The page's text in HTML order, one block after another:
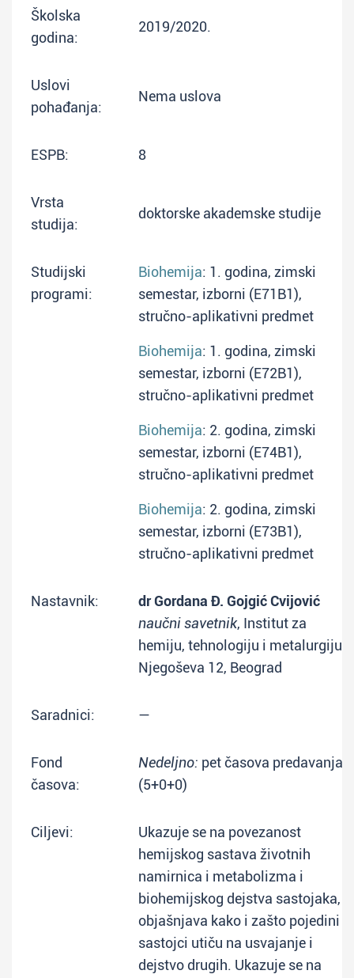
Školska
godina:
2019/2020.
Uslovi
pohađanja:
Nema uslova
ESPB: 8
Vrsta
studija:
doktorske akademske studije
Studijski
programi:
Biohemija: 1. godina, zimski
semestar, izborni (E71B1),
stručno-aplikativni predmet
Biohemija: 1. godina, zimski
semestar, izborni (E72B1),
stručno-aplikativni predmet
Biohemija: 2. godina, zimski
semestar, izborni (E74B1),
stručno-aplikativni predmet
Biohemija: 2. godina, zimski
semestar, izborni (E73B1),
stručno-aplikativni predmet
Nastavnik:
dr Gordana Đ. Gojgić Cvijović
naučni savetnik, Institut za
hemiju, tehnologiju i metalurgiju,
Njegoševa 12, Beograd
Saradnici: —
Fond
časova:
Nedeljno: pet časova predavanja
(5+0+0)
Ciljevi:
Ukazuje se na povezanost
hemijskog sastava životnih
namirnica i metabolizma i
biohemijskog dejstva sastojaka,
objašnjava kako i zašto pojedini
sastojci utiču na usvajanje i
dejstvo drugih. Ukazuje se na